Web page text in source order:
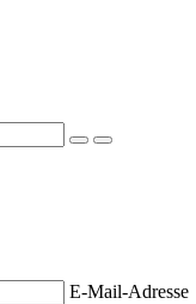
E-Mail-Adresse